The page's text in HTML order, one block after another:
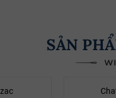
SẢN